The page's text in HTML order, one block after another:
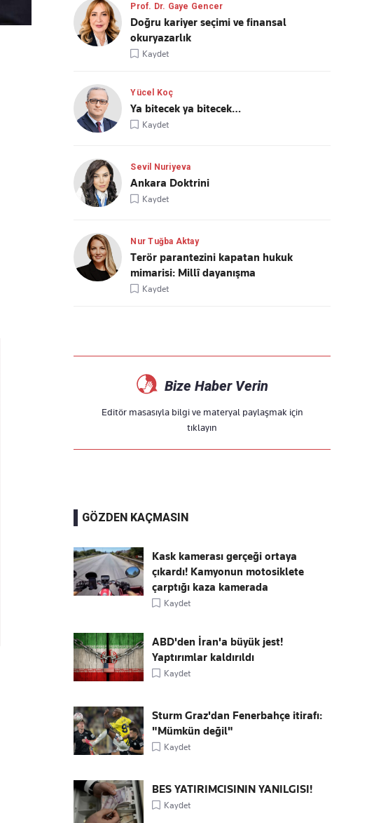
Prof. Dr. Gaye Gencer
Doğru kariyer seçimi ve finansal
okuryazarlık
Kaydet
Yücel Koç
Ya bitecek ya bitecek…
Kaydet
Sevil Nuriyeva
Ankara Doktrini
Kaydet
Nur Tuğba Aktay
Terör parantezini kapatan hukuk
mimarisi: Millî dayanışma
Kaydet
Bize Haber Verin
Editör masasıyla bilgi ve materyal paylaşmak için
tıklayın
GÖZDEN KAÇMASIN
Kask kamerası gerçeği ortaya
çıkardı! Kamyonun motosiklete
çarptığı kaza kamerada
Kaydet
ABD'den İran'a büyük jest!
Yaptırımlar kaldırıldı
Kaydet
Sturm Graz'dan Fenerbahçe itirafı:
"Mümkün değil"
Kaydet
BES YATIRIMCISININ YANILGISI!
Kaydet